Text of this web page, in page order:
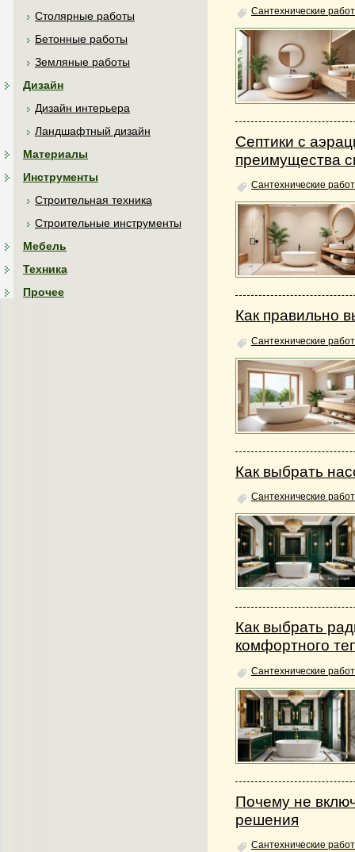
Столярные работы
Бетонные работы
Земляные работы
Дизайн
Дизайн интерьера
Ландшафтный дизайн
Материалы
Инструменты
Строительная техника
Строительные инструменты
Мебель
Техника
Прочее
Сантехнические
Септики с
преимущества
Сантехнические
Как правильно
Сантехнические
Как выбрать
Сантехнические
Как выбрать
комфортного
Сантехнические
Почему не
решения
Сантехнические